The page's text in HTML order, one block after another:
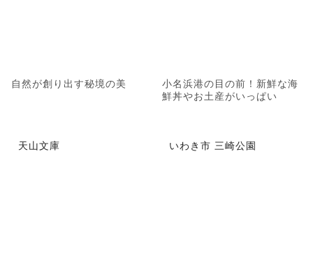
自然が創り出す秘境の美
小名浜港の目の前！新鮮な海
鮮丼やお土産がいっぱい
天山文庫 いわき市 三崎公園